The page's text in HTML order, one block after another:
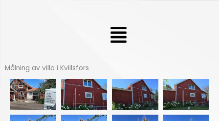
Meny
Målning av villa i Kvillsfors